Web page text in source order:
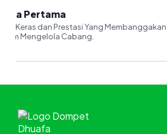
Pertama
Keras dan Prestasi Yang Membanggakan
Mengelola Cabang.